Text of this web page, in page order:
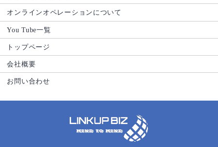
オンラインオペレーションについて
You Tube一覧
トップページ
会社概要
お問い合わせ